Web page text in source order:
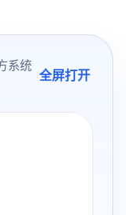
系统
全屏打开